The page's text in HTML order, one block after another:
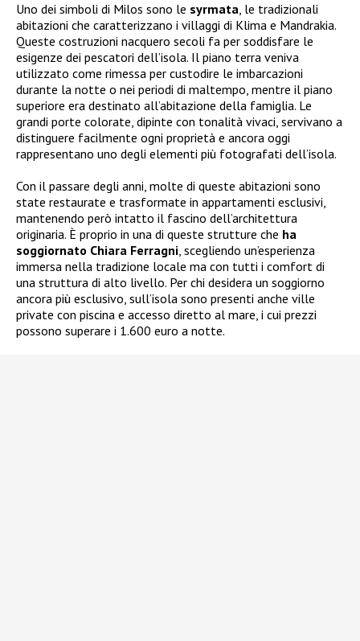
Uno dei simboli di Milos sono le syrmata, le tradizionali
abitazioni che caratterizzano i villaggi di Klima e Mandrakia.
Queste costruzioni nacquero secoli fa per soddisfare le
esigenze dei pescatori dell’isola. Il piano terra veniva
utilizzato come rimessa per custodire le imbarcazioni
durante la notte o nei periodi di maltempo, mentre il piano
superiore era destinato all’abitazione della famiglia. Le
grandi porte colorate, dipinte con tonalità vivaci, servivano a
distinguere facilmente ogni proprietà e ancora oggi
rappresentano uno degli elementi più fotografati dell’isola.
Con il passare degli anni, molte di queste abitazioni sono
state restaurate e trasformate in appartamenti esclusivi,
mantenendo però intatto il fascino dell’architettura
originaria. È proprio in una di queste strutture che ha
soggiornato Chiara Ferragni, scegliendo un’esperienza
immersa nella tradizione locale ma con tutti i comfort di
una struttura di alto livello. Per chi desidera un soggiorno
ancora più esclusivo, sull’isola sono presenti anche ville
private con piscina e accesso diretto al mare, i cui prezzi
possono superare i 1.600 euro a notte.